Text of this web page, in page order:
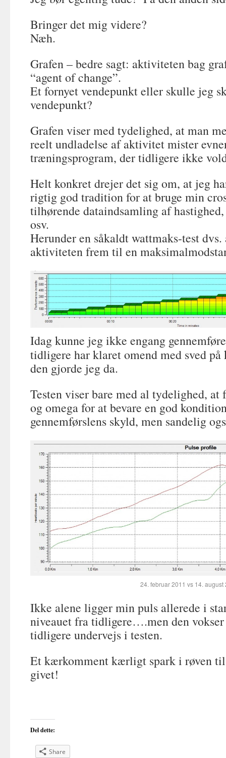
Bringer det mig videre?
Næh.
Grafen – bedre sagt: aktiviteten bag
“agent of change”.
Et fornyet vendepunkt eller skulle jeg
vendepunkt?
Grafen viser med tydelighed, at man
reelt undladelse af aktivitet mister
træningsprogram, der tidligere ikke
Helt konkret drejer det sig om, at jeg
rigtig god tradition for at bruge min
tilhørende dataindsamling af
osv.
Herunder en såkaldt wattmaks-test
aktiviteten frem til en
Idag kunne jeg ikke engang
tidligere har klaret omend med sved
den gjorde jeg da.
Testen viser bare med al tydelighed,
og omega for at bevare en god
gennemførslens skyld, men sandelig
24. februar 2011 vs 14. august
Ikke alene ligger min puls allerede i
niveauet fra tidligere….men den vokser
tidligere undervejs i testen.
Et kærkomment kærligt spark i røven
givet!
Del dette:
Share